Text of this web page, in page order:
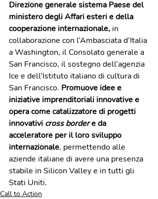
Direzione generale sistema Paese del
ministero degli Affari esteri e della
cooperazione internazionale, in
collaborazione con l’Ambasciata d’Italia
a Washington, il Consolato generale a
San Francisco, il sostegno dell’agenzia
Ice e dell’Istituto italiano di cultura di
San Francisco. Promuove idee e
iniziative imprenditoriali innovative e
opera come catalizzatore di progetti
innovativi cross border e da
acceleratore per il loro sviluppo
internazionale, permettendo alle
aziende italiane di avere una presenza
stabile in Silicon Valley e in tutti gli
Stati Uniti.
Call to Action